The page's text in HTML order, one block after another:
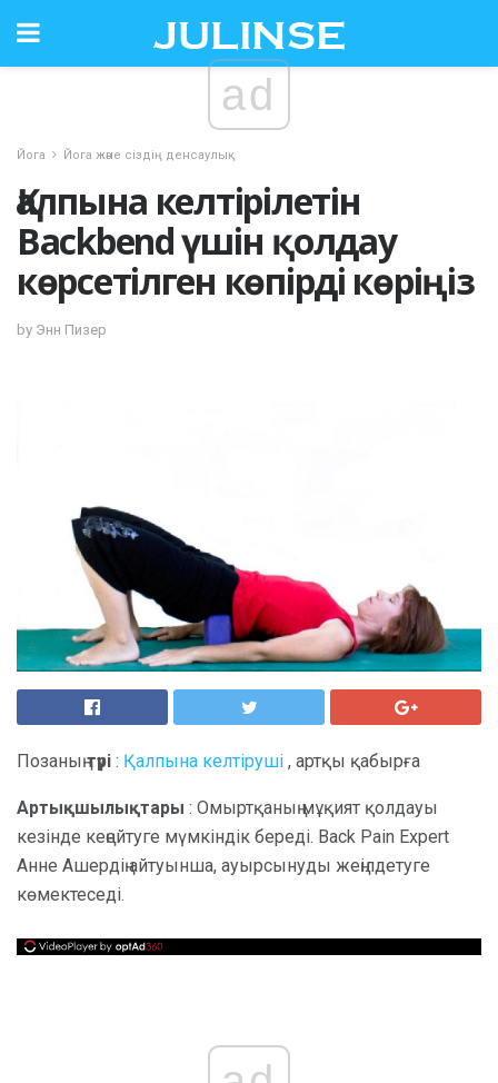
ad
Йога Йога және сіздің денсаулық
Қалпына келтірілетін
Backbend үшін қолдау
көрсетілген көпірді көріңіз
by Энн Пизер
Позаныңтүрі : Қалпына келтіруші , артқы қабырға
Артықшылықтары : Омыртқаның мұқият қолдауы
кезінде кеңейтуге мүмкіндік береді. Back Pain Expert
Анне Ашердің айтуынша, ауырсынуды жеңілдетуге
көмектеседі.